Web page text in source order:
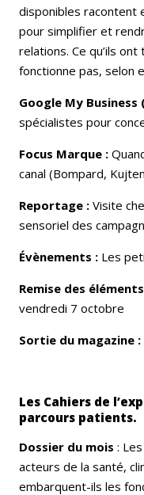
disponibles racontent
pour simplifier et
relations. Ce qu’ils
fonctionne pas, selon
Google My
spécialistes pour
Focus Marque :
canal (Bompard,
Reportage : Visite
sensoriel des
Évènements : Les
Remise des
vendredi 7 octobre
Sortie du magazine :
Les Cahiers de
parcours patients.
Dossier du mois :
acteurs de la santé,
embarquent-ils les